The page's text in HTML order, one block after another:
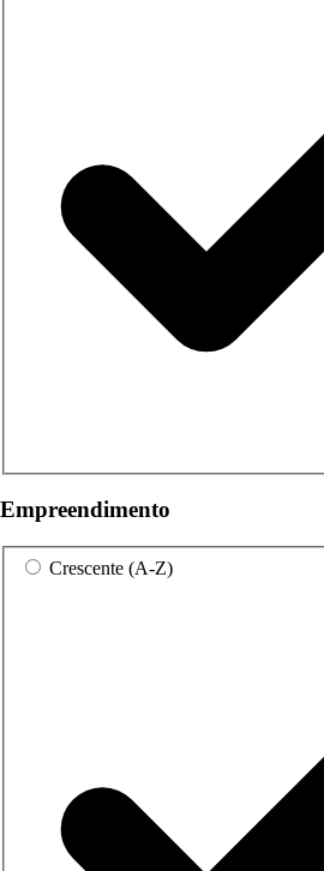
Empreendimento
Crescente (A-Z)